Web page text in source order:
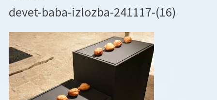
devet-baba-izlozba-241117-(16)